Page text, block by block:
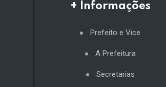
+ Informações
Prefeito e Vice
A Prefeitura
Secretarias